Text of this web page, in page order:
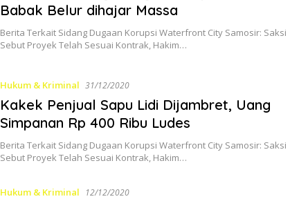
Babak Belur dihajar Massa
Berita Terkait Sidang Dugaan Korupsi Waterfront City Samosir: Saksi
Sebut Proyek Telah Sesuai Kontrak, Hakim…
Hukum & Kriminal 31/12/2020
Kakek Penjual Sapu Lidi Dijambret, Uang
Simpanan Rp 400 Ribu Ludes
Berita Terkait Sidang Dugaan Korupsi Waterfront City Samosir: Saksi
Sebut Proyek Telah Sesuai Kontrak, Hakim…
Hukum & Kriminal 12/12/2020